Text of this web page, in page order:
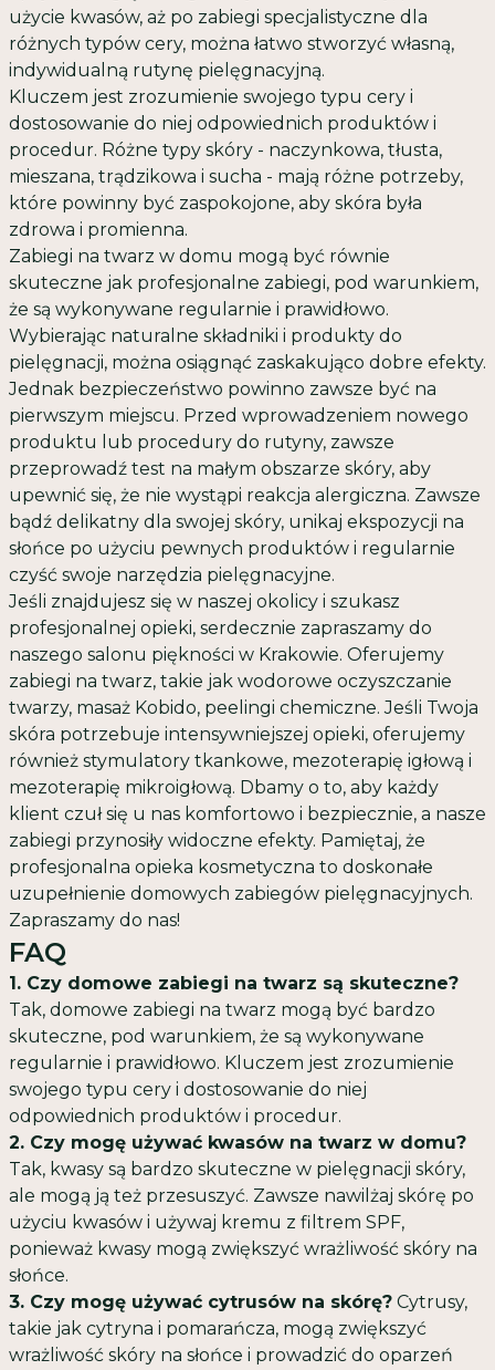
użycie kwasów, aż po zabiegi specjalistyczne dla
różnych typów cery, można łatwo stworzyć własną,
indywidualną rutynę pielęgnacyjną.
Kluczem jest zrozumienie swojego typu cery i
dostosowanie do niej odpowiednich produktów i
procedur. Różne typy skóry - naczynkowa, tłusta,
mieszana, trądzikowa i sucha - mają różne potrzeby,
które powinny być zaspokojone, aby skóra była
zdrowa i promienna.
Zabiegi na twarz w domu mogą być równie
skuteczne jak profesjonalne zabiegi, pod warunkiem,
że są wykonywane regularnie i prawidłowo.
Wybierając naturalne składniki i produkty do
pielęgnacji, można osiągnąć zaskakująco dobre efekty.
Jednak bezpieczeństwo powinno zawsze być na
pierwszym miejscu. Przed wprowadzeniem nowego
produktu lub procedury do rutyny, zawsze
przeprowadź test na małym obszarze skóry, aby
upewnić się, że nie wystąpi reakcja alergiczna. Zawsze
bądź delikatny dla swojej skóry, unikaj ekspozycji na
słońce po użyciu pewnych produktów i regularnie
czyść swoje narzędzia pielęgnacyjne.
Jeśli znajdujesz się w naszej okolicy i szukasz
profesjonalnej opieki, serdecznie zapraszamy do
naszego salonu piękności w Krakowie. Oferujemy
zabiegi na twarz, takie jak wodorowe oczyszczanie
twarzy, masaż Kobido, peelingi chemiczne. Jeśli Twoja
skóra potrzebuje intensywniejszej opieki, oferujemy
również stymulatory tkankowe, mezoterapię igłową i
mezoterapię mikroigłową. Dbamy o to, aby każdy
klient czuł się u nas komfortowo i bezpiecznie, a nasze
zabiegi przynosiły widoczne efekty. Pamiętaj, że
profesjonalna opieka kosmetyczna to doskonałe
uzupełnienie domowych zabiegów pielęgnacyjnych.
Zapraszamy do nas!
FAQ
1. Czy domowe zabiegi na twarz są skuteczne?
Tak, domowe zabiegi na twarz mogą być bardzo
skuteczne, pod warunkiem, że są wykonywane
regularnie i prawidłowo. Kluczem jest zrozumienie
swojego typu cery i dostosowanie do niej
odpowiednich produktów i procedur.
2. Czy mogę używać kwasów na twarz w domu?
Tak, kwasy są bardzo skuteczne w pielęgnacji skóry,
ale mogą ją też przesuszyć. Zawsze nawilżaj skórę po
użyciu kwasów i używaj kremu z filtrem SPF,
ponieważ kwasy mogą zwiększyć wrażliwość skóry na
słońce.
3. Czy mogę używać cytrusów na skórę? Cytrusy,
takie jak cytryna i pomarańcza, mogą zwiększyć
wrażliwość skóry na słońce i prowadzić do oparzeń